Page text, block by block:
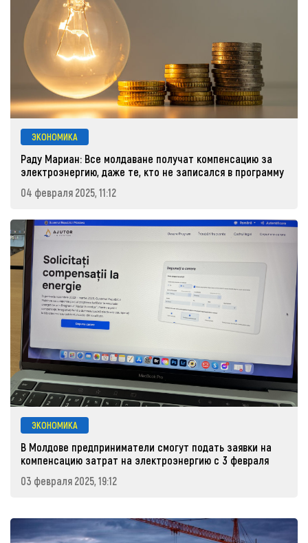
ЭКОНОМИКА
Раду Мариан: Все молдаване получат компенсацию за
электроэнергию, даже те, кто не записался в программу
04 февраля 2025, 11:12
ЭКОНОМИКА
В Молдове предприниматели смогут подать заявки на
компенсацию затрат на электроэнергию с 3 февраля
03 февраля 2025, 19:12